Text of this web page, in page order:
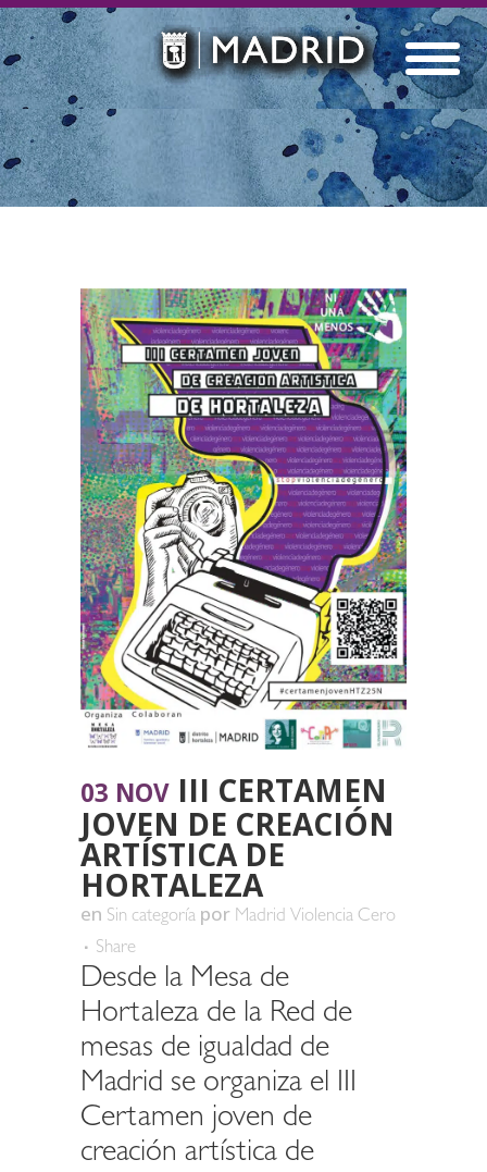
03 NOV III CERTAMEN
JOVEN DE CREACIÓN
ARTÍSTICA DE
HORTALEZA
en Sin categoría por Madrid Violencia Cero
Share
Desde la Mesa de
Hortaleza de la Red de
mesas de igualdad de
Madrid se organiza el III
Certamen joven de
creación artística de